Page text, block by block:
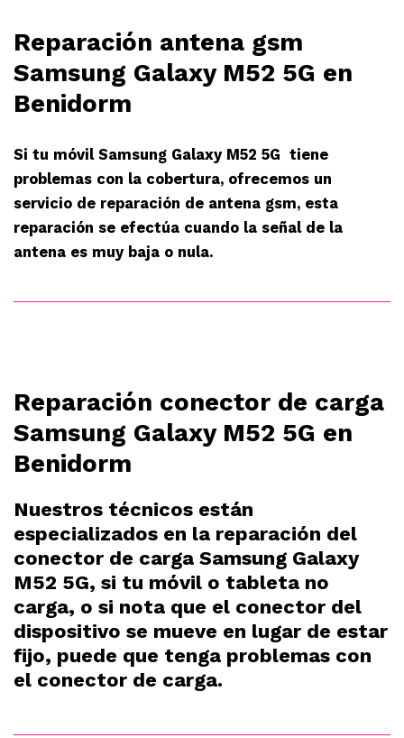
Reparación antena gsm
Samsung Galaxy M52 5G en
Benidorm
Si tu móvil Samsung Galaxy M52 5G tiene
problemas con la cobertura, ofrecemos un
servicio de reparación de antena gsm, esta
reparación se efectúa cuando la señal de la
antena es muy baja o nula.
Reparación conector de carga
Samsung Galaxy M52 5G en
Benidorm
Nuestros técnicos están
especializados en la reparación del
conector de carga Samsung Galaxy
M52 5G, si tu móvil o tableta no
carga, o si nota que el conector del
dispositivo se mueve en lugar de estar
fijo, puede que tenga problemas con
el conector de carga.